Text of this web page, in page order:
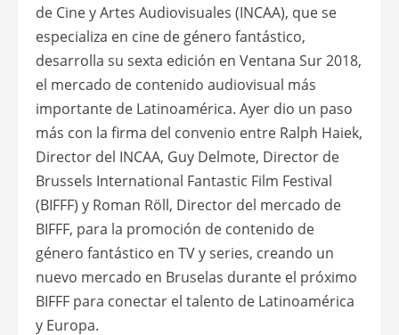
de Cine y Artes Audiovisuales (INCAA), que se
especializa en cine de género fantástico,
desarrolla su sexta edición en Ventana Sur 2018,
el mercado de contenido audiovisual más
importante de Latinoamérica. Ayer dio un paso
más con la firma del convenio entre Ralph Haiek,
Director del INCAA, Guy Delmote, Director de
Brussels International Fantastic Film Festival
(BIFFF) y Roman Röll, Director del mercado de
BIFFF, para la promoción de contenido de
género fantástico en TV y series, creando un
nuevo mercado en Bruselas durante el próximo
BIFFF para conectar el talento de Latinoamérica
y Europa.